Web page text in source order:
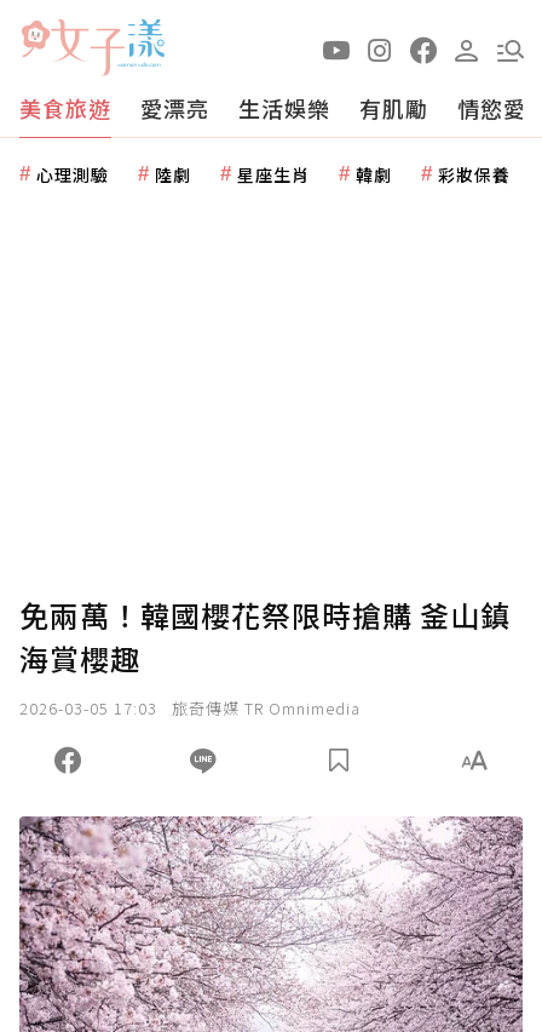
美食旅遊 愛漂亮 生活娛樂 有肌勵 情慾愛
心理測驗 陸劇 星座生肖 韓劇 彩妝保養
免兩萬！韓國櫻花祭限時搶購 釜山鎮
海賞櫻趣
2026-03-05 17:03 旅奇傳媒 TR Omnimedia